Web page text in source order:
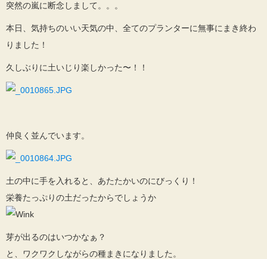
突然の嵐に断念しまして。。。
本日、気持ちのいい天気の中、全てのプランターに無事にまき終わ
りました！
久しぶりに土いじり楽しかった〜！！
仲良く並んでいます。
土の中に手を入れると、あたたかいのにびっくり！
栄養たっぷりの土だったからでしょうか
芽が出るのはいつかなぁ？
と、ワクワクしながらの種まきになりました。